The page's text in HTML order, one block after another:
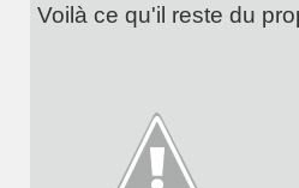
Voilà ce qu'il reste du